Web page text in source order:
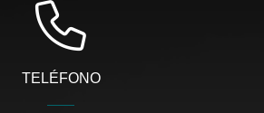
TELÉFONO